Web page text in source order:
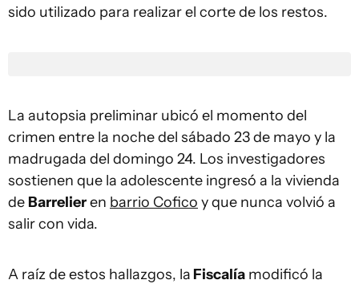
sido utilizado para realizar el corte de los restos.
La autopsia preliminar ubicó el momento del
crimen entre la noche del sábado 23 de mayo y la
madrugada del domingo 24. Los investigadores
sostienen que la adolescente ingresó a la vivienda
de Barrelieren barrio Cofico y que nunca volvió a
salir con vida.
A raíz de estos hallazgos, la Fiscalía modificó la